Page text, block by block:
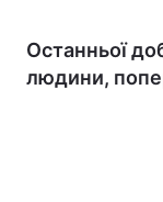
Останньої
людини,